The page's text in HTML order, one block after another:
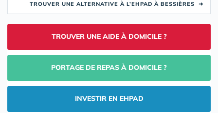
TROUVER UNE ALTERNATIVE À L’EHPAD À BESSIÈRES ➜
TROUVER UNE AIDE À DOMICILE ?
PORTAGE DE REPAS À DOMICILE ?
INVESTIR EN EHPAD